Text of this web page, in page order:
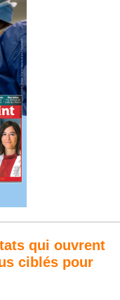
qui ouvrent
ciblés pour